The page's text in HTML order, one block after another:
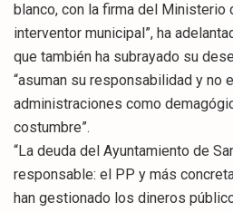
blanco, con la firma del Ministerio
interventor municipal”, ha
que también ha subrayado su
“asuman su responsabilidad y no
administraciones como
costumbre”.
“La deuda del Ayuntamiento de
responsable: el PP y más
han gestionado los dineros